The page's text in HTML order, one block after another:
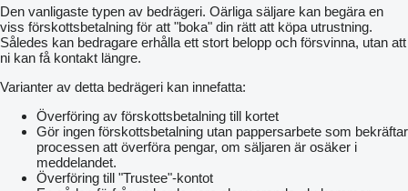
Den vanligaste typen av bedrägeri. Oärliga säljare kan begära en
viss förskottsbetalning för att "boka" din rätt att köpa utrustning.
Således kan bedragare erhålla ett stort belopp och försvinna, utan att
ni kan få kontakt längre.
Varianter av detta bedrägeri kan innefatta:
Överföring av förskottsbetalning till kortet
Gör ingen förskottsbetalning utan pappersarbete som bekräftar
processen att överföra pengar, om säljaren är osäker i
meddelandet.
Överföring till "Trustee"-kontot